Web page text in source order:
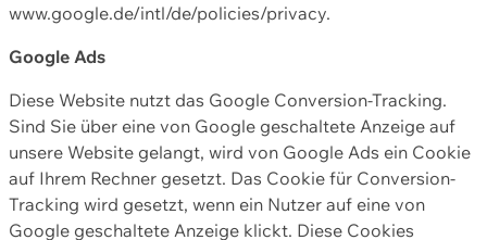
www.google.de/intl/de/policies/privacy.
Google Ads
Diese Website nutzt das Google Conversion-Tracking.
Sind Sie über eine von Google geschaltete Anzeige auf
unsere Website gelangt, wird von Google Ads ein Cookie
auf Ihrem Rechner gesetzt. Das Cookie für Conversion-
Tracking wird gesetzt, wenn ein Nutzer auf eine von
Google geschaltete Anzeige klickt. Diese Cookies